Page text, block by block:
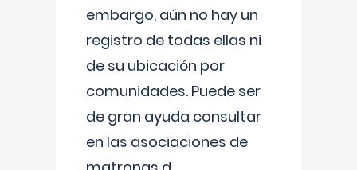
embargo, aún no hay un
registro de todas ellas ni
de su ubicación por
comunidades. Puede ser
de gran ayuda consultar
en las asociaciones de